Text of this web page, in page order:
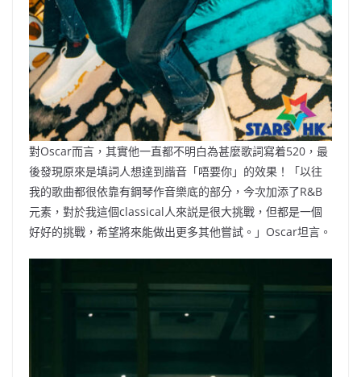
對Oscar而言，其實他一直都不明白為甚麼歌詞寫着520，最
後發現原來是填詞人想達到諧音「唔要你」的效果！「以往
我的歌曲都很依靠有鋼琴作音樂底的部分，今次加添了R&B
元素，對於我這個classical人來説是很大挑戰，但都是一個
好好的挑戰，希望將來能做出更多其他嘗試。」Oscar坦言。